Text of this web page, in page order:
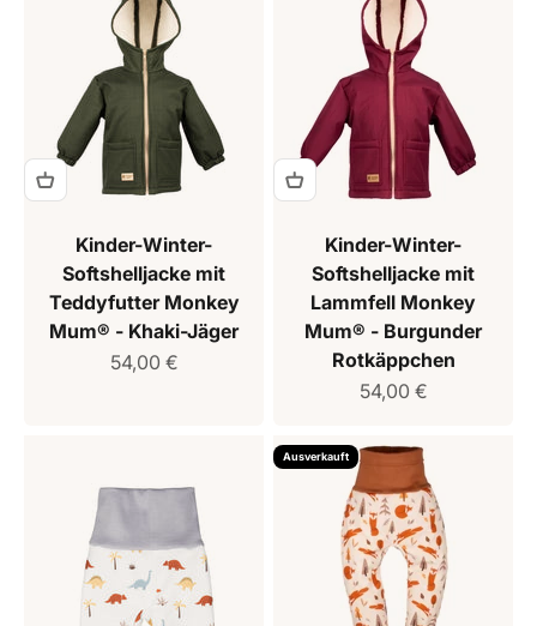
Kinder-Winter-
Softshelljacke mit
Teddyfutter Monkey
Mum® - Khaki-Jäger
Verkaufspreis
54,00 €
Kinder-Winter-
Softshelljacke mit
Lammfell Monkey
Mum® - Burgunder
Rotkäppchen
Verkaufspreis
54,00 €
Ausverkauft